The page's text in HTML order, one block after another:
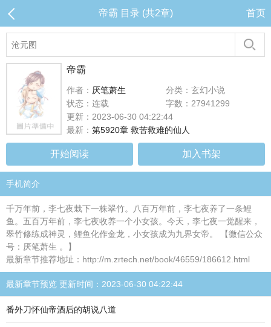
帝霸 目录 (共2章) 首页
帝霸
作者： 厌笔萧生
分类：玄幻小说
状态：连载
字数：27941299
更新：2023-06-30 04:22:44
最新： 第5920章 救苦救难的仙人
开始阅读 加入书架
手机简介
千万年前，李七夜栽下一株翠竹。八百万年前，李七夜养了一条鲤
鱼。五百万年前，李七夜收养一个小女孩。今天，李七夜一觉醒来，
翠竹修练成神灵，鲤鱼化作金龙，小女孩成为九界女帝。 【微信公众
号：厌笔萧生 。】
最新章节推荐地址：http://m.zrtech.net/book/46559/186612.html
最新章节预览 更新时间：2023-06-30 04:22:44
番外刀怀仙帝酒后的胡说八道